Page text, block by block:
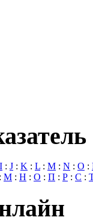
I : J : K : L : M : N : O :
: М : Н : О : П : Р : С :